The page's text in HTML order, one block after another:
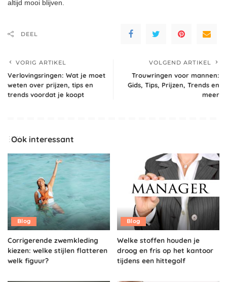
altijd mooi blijven.
DEEL
VORIG ARTIKEL
Verlovingsringen: Wat je moet
weten over prijzen, tips en
trends voordat je koopt
VOLGEND ARTIKEL
Trouwringen voor mannen:
Gids, Tips, Prijzen, Trends en
meer
Ook interessant
Blog
Corrigerende zwemkleding
kiezen: welke stijlen flatteren
welk figuur?
Blog
Welke stoffen houden je
droog en fris op het kantoor
tijdens een hittegolf